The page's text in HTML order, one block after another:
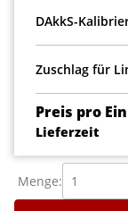
DAkkS-
Zuschlag für
Preis pro
Lieferzeit
Menge: